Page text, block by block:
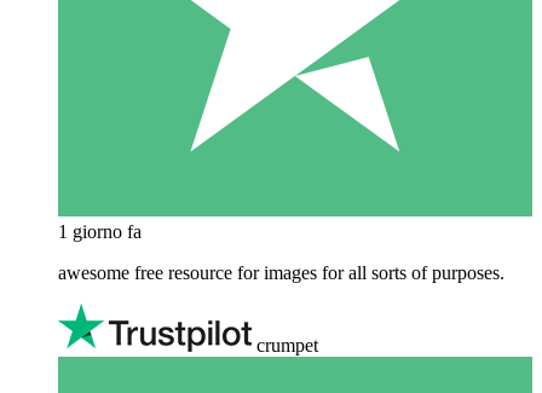
1 giorno fa
awesome free resource for images for all sorts of purposes.
crumpet